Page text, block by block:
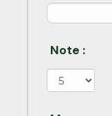
Note :